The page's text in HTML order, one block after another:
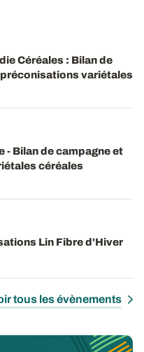
Céréales : Bilan de
variétales
- Bilan de campagne et
céréales
Lin Fibre d'Hiver
tous les évènements